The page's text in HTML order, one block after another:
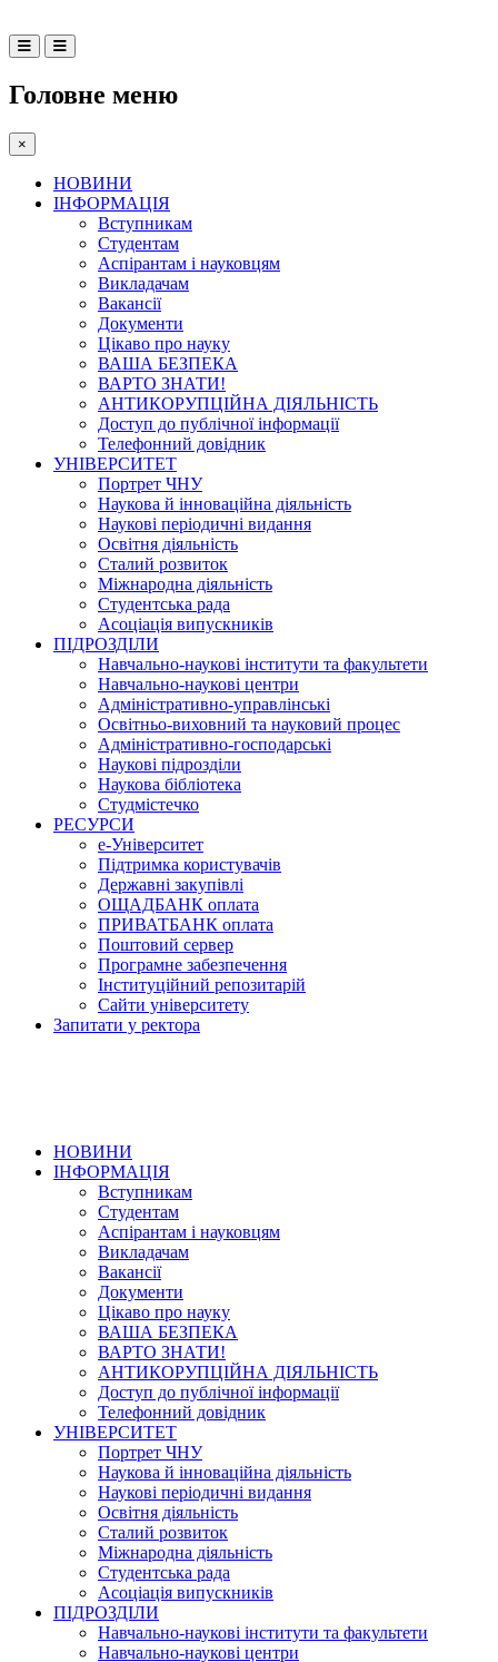
Головне меню
×
НОВИНИ
ІНФОРМАЦІЯ
Вступникам
Студентам
Аспірантам і науковцям
Викладачам
Вакансії
Документи
Цікаво про науку
ВАША БЕЗПЕКА
ВАРТО ЗНАТИ!
АНТИКОРУПЦІЙНА ДІЯЛЬНІСТЬ
Доступ до публічної інформації
Телефонний довідник
УНІВЕРСИТЕТ
Портрет ЧНУ
Наукова й інноваційна діяльність
Наукові періодичні видання
Освітня діяльність
Сталий розвиток
Міжнародна діяльність
Студентська рада
Асоціація випускників
ПІДРОЗДІЛИ
Навчально-наукові інститути та факультети
Навчально-наукові центри
Адміністративно-управлінські
Освітньо-виховний та науковий процес
Адміністративно-господарські
Наукові підрозділи
Наукова бібліотека
Студмістечко
РЕСУРСИ
е-Університет
Підтримка користувачів
Державні закупівлі
ОЩАДБАНК оплата
ПРИВАТБАНК оплата
Поштовий сервер
Програмне забезпечення
Інституційний репозитарій
Сайти університету
Запитати у ректора
НОВИНИ
ІНФОРМАЦІЯ
Вступникам
Студентам
Аспірантам і науковцям
Викладачам
Вакансії
Документи
Цікаво про науку
ВАША БЕЗПЕКА
ВАРТО ЗНАТИ!
АНТИКОРУПЦІЙНА ДІЯЛЬНІСТЬ
Доступ до публічної інформації
Телефонний довідник
УНІВЕРСИТЕТ
Портрет ЧНУ
Наукова й інноваційна діяльність
Наукові періодичні видання
Освітня діяльність
Сталий розвиток
Міжнародна діяльність
Студентська рада
Асоціація випускників
ПІДРОЗДІЛИ
Навчально-наукові інститути та факультети
Навчально-наукові центри